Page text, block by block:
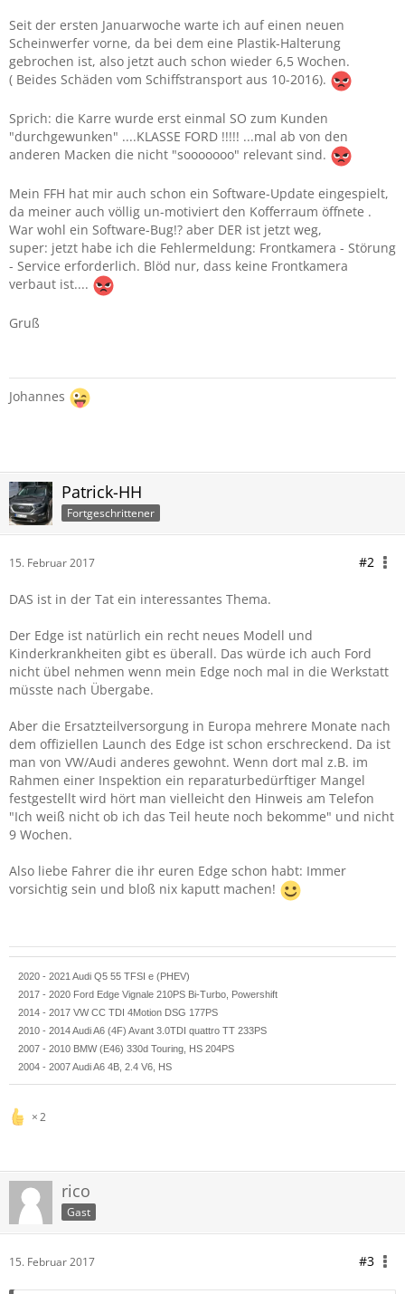
Seit der ersten Januarwoche warte ich auf einen neuen
Scheinwerfer vorne, da bei dem eine Plastik-Halterung
gebrochen ist, also jetzt auch schon wieder 6,5 Wochen.
( Beides Schäden vom Schiffstransport aus 10-2016).
Sprich: die Karre wurde erst einmal SO zum Kunden
"durchgewunken" ....KLASSE FORD !!!!! ...mal ab von den
anderen Macken die nicht "sooooooo" relevant sind.
Mein FFH hat mir auch schon ein Software-Update eingespielt,
da meiner auch völlig un-motiviert den Kofferraum öffnete .
War wohl ein Software-Bug!? aber DER ist jetzt weg,
super: jetzt habe ich die Fehlermeldung: Frontkamera - Störung
- Service erforderlich. Blöd nur, dass keine Frontkamera
verbaut ist....
Gruß
Johannes
Patrick-HH
Fortgeschrittener
15. Februar 2017 #2
DAS ist in der Tat ein interessantes Thema.
Der Edge ist natürlich ein recht neues Modell und
Kinderkrankheiten gibt es überall. Das würde ich auch Ford
nicht übel nehmen wenn mein Edge noch mal in die Werkstatt
müsste nach Übergabe.
Aber die Ersatzteilversorgung in Europa mehrere Monate nach
dem offiziellen Launch des Edge ist schon erschreckend. Da ist
man von VW/Audi anderes gewohnt. Wenn dort mal z.B. im
Rahmen einer Inspektion ein reparaturbedürftiger Mangel
festgestellt wird hört man vielleicht den Hinweis am Telefon
"Ich weiß nicht ob ich das Teil heute noch bekomme" und nicht
9 Wochen.
Also liebe Fahrer die ihr euren Edge schon habt: Immer
vorsichtig sein und bloß nix kaputt machen!
2020 - 2021 Audi Q5 55 TFSI e (PHEV)
2017 - 2020 Ford Edge Vignale 210PS Bi-Turbo, Powershift
2014 - 2017 VW CC TDI 4Motion DSG 177PS
2010 - 2014 Audi A6 (4F) Avant 3.0TDI quattro TT 233PS
2007 - 2010 BMW (E46) 330d Touring, HS 204PS
2004 - 2007 Audi A6 4B, 2.4 V6, HS
2
rico
Gast
15. Februar 2017 #3